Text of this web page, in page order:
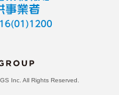
Inc. All Rights Reserved.